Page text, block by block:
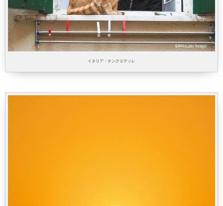
イタリア・チンクエテッレ